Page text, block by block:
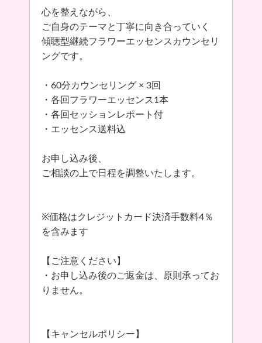
心を整えながら、
ご自身のテーマと丁寧に向き合っていく
傾聴型継続フラワーエッセンスカウンセリ
ングです。
・60分カウンセリング × 3回
・各回フラワーエッセンス1本
・各回セッションレポート付
・エッセンス送料込
お申し込み後、
ご相談の上で日程を調整いたします。
※価格はクレジットカード決済手数料4％
を含みます
【ご注意ください】
・お申し込み後のご返金は、原則承ってお
りません。
【キャンセルポリシー】